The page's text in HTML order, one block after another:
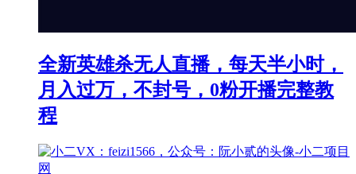
全新英雄杀无人直播，每天半小时，
月入过万，不封号，0粉开播完整教
程